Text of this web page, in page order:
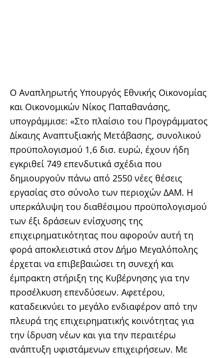
Ο Αναπληρωτής Υπουργός Εθνικής Οικονομίας
και Οικονομικών Νίκος Παπαθανάσης,
υπογράμμισε: «Στο πλαίσιο του Προγράμματος
Δίκαιης Αναπτυξιακής Μετάβασης, συνολικού
προϋπολογισμού 1,6 δισ. ευρώ, έχουν ήδη
εγκριθεί 749 επενδυτικά σχέδια που
δημιουργούν πάνω από 2550 νέες θέσεις
εργασίας στο σύνολο των περιοχών ΔΑΜ. Η
υπερκάλυψη του διαθέσιμου προϋπολογισμού
των έξι δράσεων ενίσχυσης της
επιχειρηματικότητας που αφορούν αυτή τη
φορά αποκλειστικά στον Δήμο Μεγαλόπολης
έρχεται να επιβεβαιώσει τη συνεχή και
έμπρακτη στήριξη της Κυβέρνησης για την
προσέλκυση επενδύσεων. Αφετέρου,
καταδεικνύει το μεγάλο ενδιαφέρον από την
πλευρά της επιχειρηματικής κοινότητας για
την ίδρυση νέων και για την περαιτέρω
ανάπτυξη υφιστάμενων επιχειρήσεων. Με